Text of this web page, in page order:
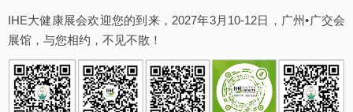
IHE大健康展会欢迎您的到来，2027年3月10-12日，广州•广交会
展馆，与您相约，不见不散！